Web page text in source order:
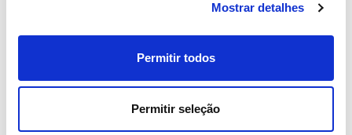
Mostrar detalhes
Permitir todos
Permitir seleção